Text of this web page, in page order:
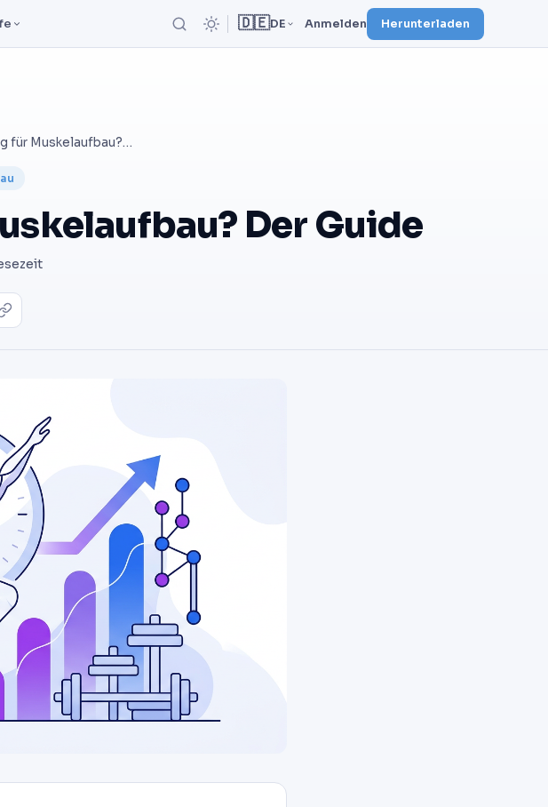
🇩🇪DE Anmelden Herunterladen
Wie viel Protein pro Tag für Muskelaufbau? Der Guide
Der Guide